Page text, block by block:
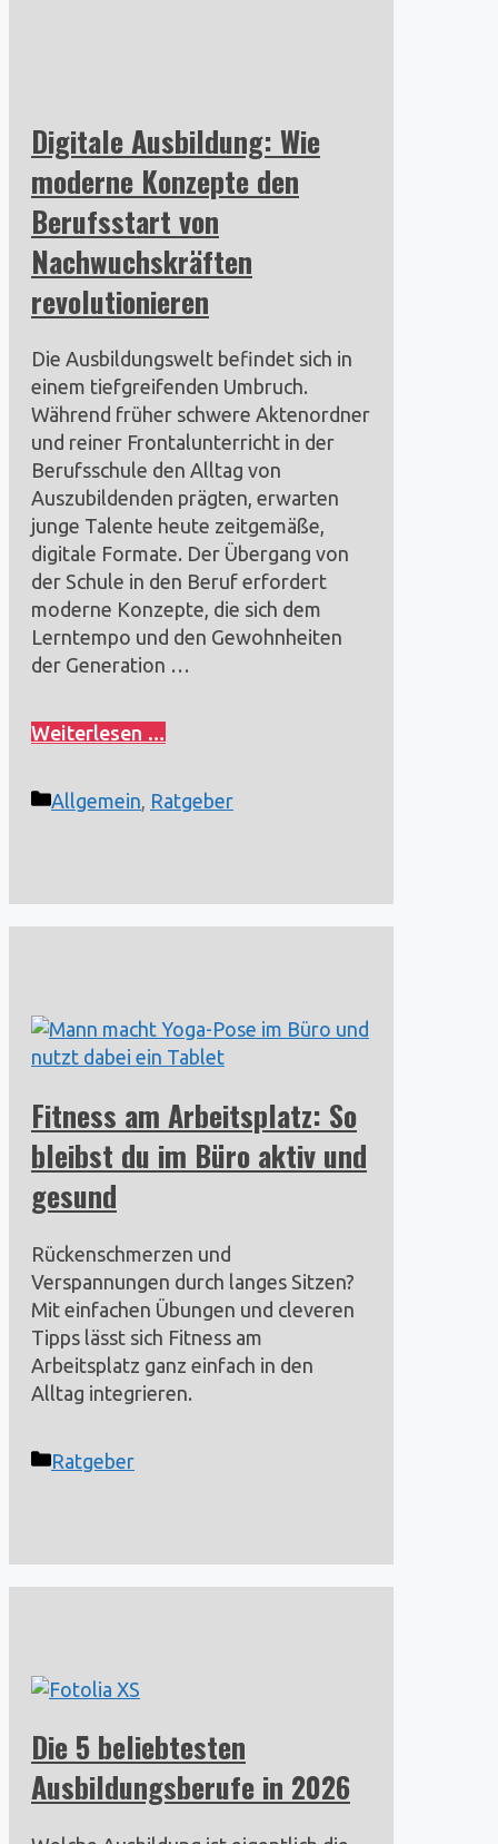
Digitale Ausbildung: Wie
moderne Konzepte den
Berufsstart von
Nachwuchskräften
revolutionieren
Die Ausbildungswelt befindet sich in
einem tiefgreifenden Umbruch.
Während früher schwere Aktenordner
und reiner Frontalunterricht in der
Berufsschule den Alltag von
Auszubildenden prägten, erwarten
junge Talente heute zeitgemäße,
digitale Formate. Der Übergang von
der Schule in den Beruf erfordert
moderne Konzepte, die sich dem
Lerntempo und den Gewohnheiten
der Generation …
Weiterlesen …
Kategorien
Allgemein, Ratgeber
Fitness am Arbeitsplatz: So
bleibst du im Büro aktiv und
gesund
Rückenschmerzen und
Verspannungen durch langes Sitzen?
Mit einfachen Übungen und cleveren
Tipps lässt sich Fitness am
Arbeitsplatz ganz einfach in den
Alltag integrieren.
Kategorien
Ratgeber
Die 5 beliebtesten
Ausbildungsberufe in 2026